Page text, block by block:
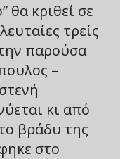
θα κριθεί σε
τρείς
παρούσα
–
κι από
βράδυ της
στο